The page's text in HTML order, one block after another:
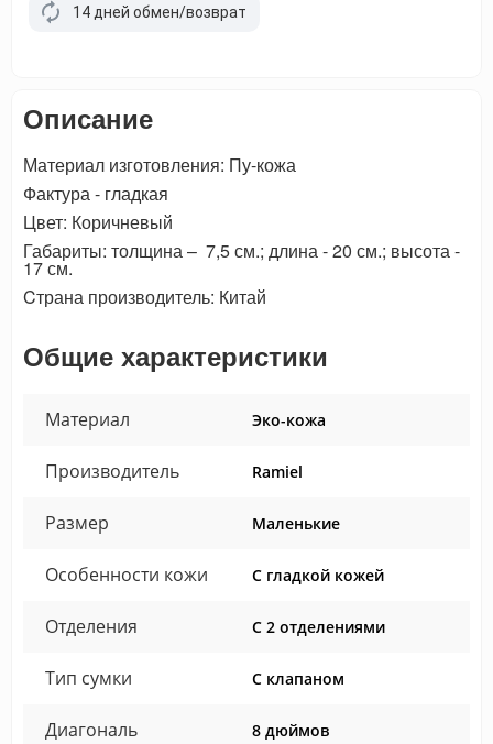
14 дней обмен/возврат
Описание
Материал изготовления: Пу-кожа
Фактура - гладкая
Цвет: Коричневый
Габариты: толщина – 7,5 см.; длина - 20 см.; высота -
17 см.
Cтрана производитель: Китай
Общие характеристики
Материал Эко-кожа
Производитель Ramiel
Размер Маленькие
Особенности кожи С гладкой кожей
Отделения С 2 отделениями
Тип сумки С клапаном
Диагональ 8 дюймов